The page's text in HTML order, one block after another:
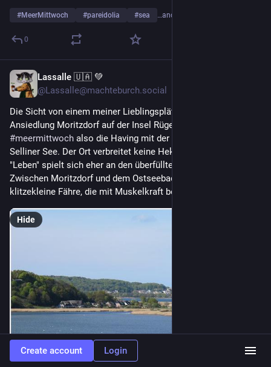
#MeerMittwoch #pareidolia #sea …and 1 more
0
Lassalle 🇺🇦 💚
@Lassalle@machteburch.social
Die Sicht von einem meiner Lieblingsplätze auf die kleine
#meermittwoch also die Having mit der Durchfahrt zum
Selliner See. Der Ort verbreitet keine Hektik, Ruhe pur, das
"Leben" spielt sich eher an den überfüllten Stränden ab.
Zwischen Moritzdorf und dem Ostseebad Baabe verkehrt eine
klitzekleine Fähre, die mit Muskelkraft bewegt wird.
Hide
Create account Login